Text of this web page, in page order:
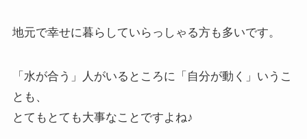
地元で幸せに暮らしていらっしゃる方も多いです。
「水が合う」人がいるところに「自分が動く」いうこ
とも、
とてもとても大事なことですよね♪